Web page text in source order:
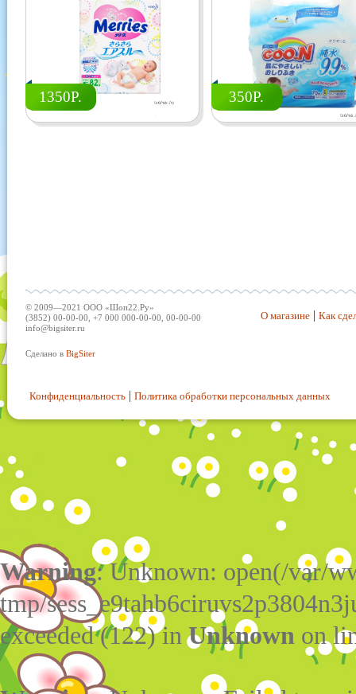
1350Р. 350Р.
© 2009—2021 ООО «Шоп22.Ру»
(3852) 00-00-00, +7 000 000-00-00, 00-00-00
info@bigsiter.ru
Сделано в BigSiter
О магазине Как
Конфиденциальность Политика обработки персональных данных
Warning: Unknown: open(/var/
tmp/
exceeded (122) inUnknown on